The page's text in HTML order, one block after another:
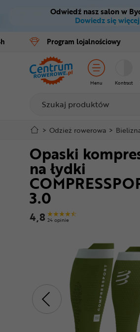
Ctrl
Menu główne
Informacje o
Do koszyka
Szczegółowe
Stopka
Mapa strony
Odwiedź nasz salon w
Dowiedz się więcej
Program lojalnościowy
Menu Kontrast
Rowery
E-bike
Części
Akcesoria
Odzież
Kaski
Buty
Warsztat
Odżywki
Superoferta
> Odzież rowerowa >
Opaski
na łydki
3.0
4,8 24 opinie